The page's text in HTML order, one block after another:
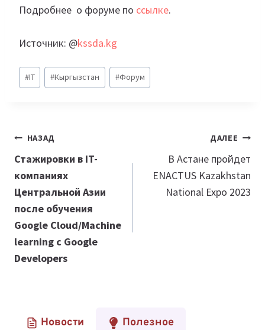
Подробнее о форуме по ссылке.
Источник: @kssda.kg
Метки
записи:
#IT #Кыргызстан #Форум
Навигация
по
записям
НАЗАД
Стажировки в IT-
компаниях
Центральной Азии
после обучения
Google Cloud/Machine
learning c Google
Developers
ДАЛЕЕ
В Астане пройдет
ENACTUS Kazakhstan
National Expo 2023
Новости Полезное